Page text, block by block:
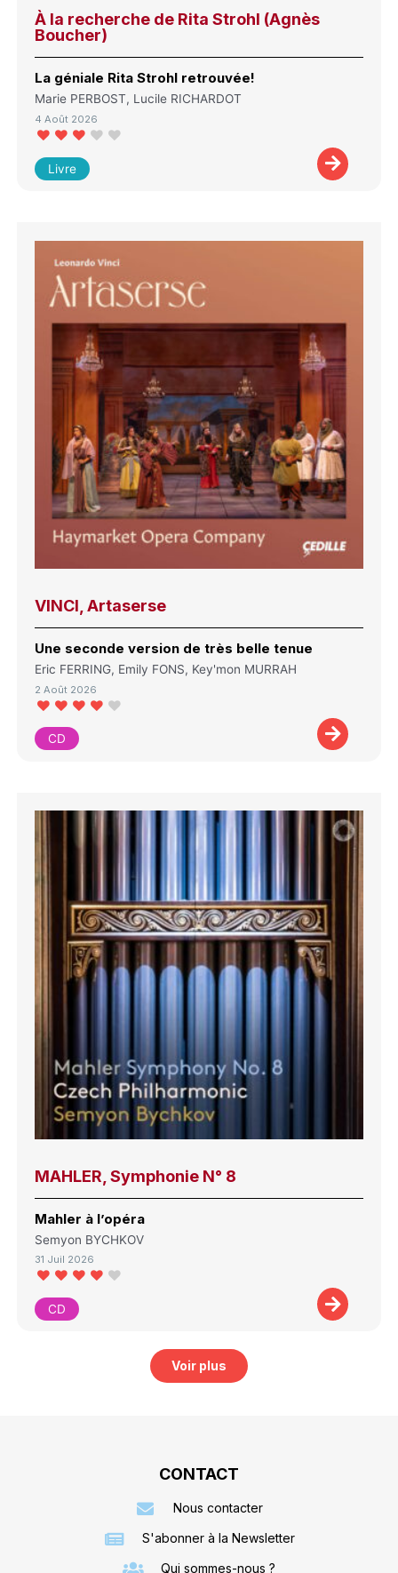
À la recherche de Rita Strohl (Agnès
Boucher)
La géniale Rita Strohl retrouvée!
Marie PERBOST, Lucile RICHARDOT
4 Août 2026
Livre
VINCI, Artaserse
Une seconde version de très belle tenue
Eric FERRING, Emily FONS, Key'mon MURRAH
2 Août 2026
CD
MAHLER, Symphonie N° 8
Mahler à l’opéra
Semyon BYCHKOV
31 Juil 2026
CD
Voir plus
CONTACT
Nous contacter
S'abonner à la Newsletter
Qui sommes-nous ?